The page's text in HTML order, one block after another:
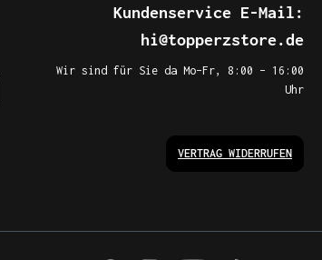
Kundenservice E-Mail:
hi@topperzstore.de
Wir sind für Sie da Mo–Fr, 8:00 – 16:00
Uhr
VERTRAG WIDERRUFEN